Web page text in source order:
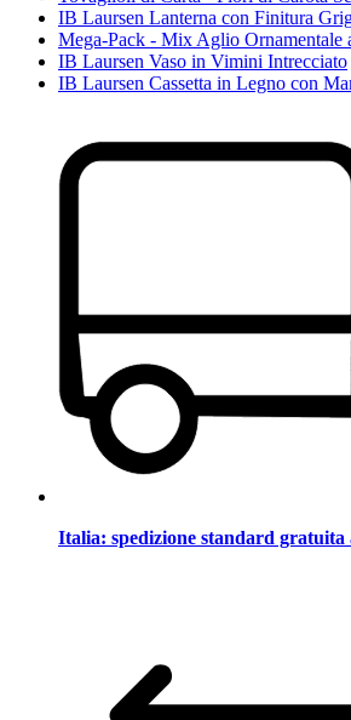
IB Laursen Lanterna con Finitura
Mega-Pack - Mix Aglio Ornamentale
IB Laursen Vaso in Vimini Intrecciato
IB Laursen Cassetta in Legno con
Italia: spedizione standard gratuita